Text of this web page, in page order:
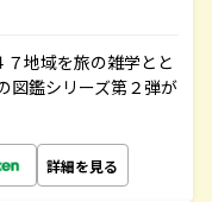
地域を旅の雑学とと
図鑑シリーズ第２弾が
詳細を見る